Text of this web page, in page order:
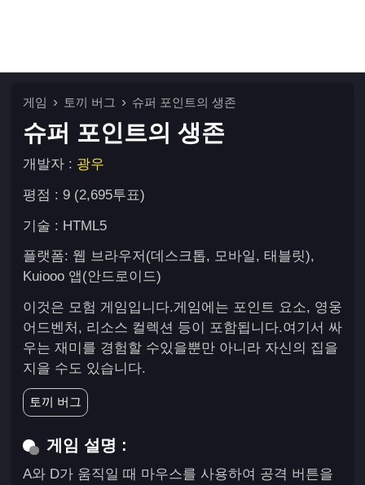
게임 토끼 버그 슈퍼 포인트의 생존
슈퍼 포인트의 생존
개발자 : 광우
평점 : 9 (2,695투표)
기술 : HTML5
플랫폼: 웹 브라우저(데스크톱, 모바일, 태블릿),
Kuiooo 앱(안드로이드)
이것은 모험 게임입니다.게임에는 포인트 요소, 영웅
어드벤처, 리소스 컬렉션 등이 포함됩니다.여기서 싸
우는 재미를 경험할 수있을뿐만 아니라 자신의 집을
지을 수도 있습니다.
토끼 버그
게임 설명 :
A와 D가 움직일 때 마우스를 사용하여 공격 버튼을